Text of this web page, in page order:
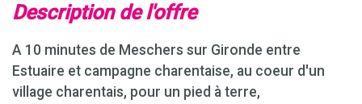
description de l'offre
A 10 minutes de Meschers sur Gironde entre
Estuaire et campagne charentaise, au coeur d'un
village charentais, pour un pied à terre,